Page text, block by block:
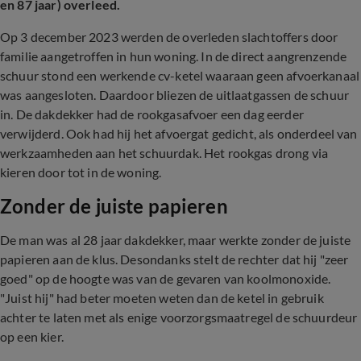
en 87 jaar) overleed.
Op 3 december 2023 werden de overleden slachtoffers door
familie aangetroffen in hun woning. In de direct aangrenzende
schuur stond een werkende cv-ketel waaraan geen afvoerkanaal
was aangesloten. Daardoor bliezen de uitlaatgassen de schuur
in. De dakdekker had de rookgasafvoer een dag eerder
verwijderd. Ook had hij het afvoergat gedicht, als onderdeel van
werkzaamheden aan het schuurdak. Het rookgas drong via
kieren door tot in de woning.
Zonder de juiste papieren
De man was al 28 jaar dakdekker, maar werkte zonder de juiste
papieren aan de klus. Desondanks stelt de rechter dat hij "zeer
goed" op de hoogte was van de gevaren van koolmonoxide.
"Juist hij" had beter moeten weten dan de ketel in gebruik
achter te laten met als enige voorzorgsmaatregel de schuurdeur
op een kier.